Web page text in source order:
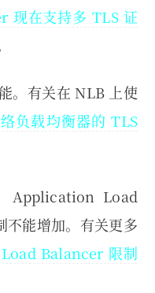
在支持多 TLS 证
。有关在 NLB 上使
负载均衡器的 TLS
Load
能增加。有关更多
Balancer 限制